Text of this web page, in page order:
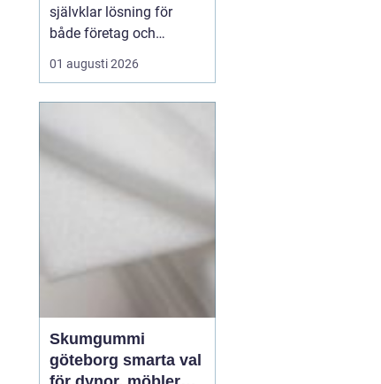
självklar lösning för
både företag och
privatpersoner som
behöver lagra eller
säkert och effektivt sätt.
En IBC-tank är en robust,
stapelbar behållare, ofta
på 600 eller 1000 liter,
01 augusti 2026
Skumgummi
göteborg smarta val